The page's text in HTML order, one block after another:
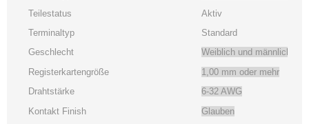
Teilestatus
Aktiv
Terminaltyp
Standard
Geschlecht
Weiblich und männlich
Registerkartengröße
1,00 mm oder mehr
Drahtstärke
6-32 AWG
Kontakt Finish
Glauben